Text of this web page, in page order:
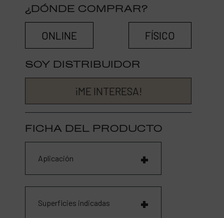
¿DÓNDE COMPRAR?
ONLINE FÍSICO
SOY DISTRIBUIDOR
¡ME INTERESA!
FICHA DEL PRODUCTO
Aplicación
Superficies indicadas